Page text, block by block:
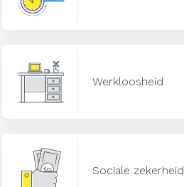
Werkloosheid
Sociale zekerheid